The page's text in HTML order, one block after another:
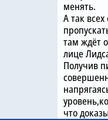
менять.
А так
там ждёт
лице
Получив
что